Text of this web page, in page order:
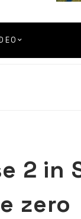
2 in
zero